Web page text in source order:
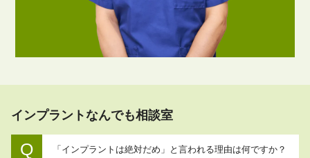
インプラントなんでも相談室
「インプラントは絶対だめ」と言われる理由は何ですか？